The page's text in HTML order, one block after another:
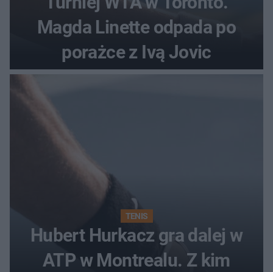
Magda Linette odpada po
porażce z Ivą Jovic
TENIS
Hubert Hurkacz gra dalej w
ATP w Montrealu. Z kim